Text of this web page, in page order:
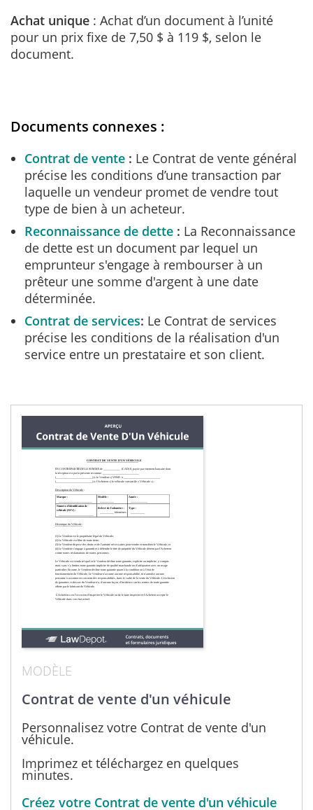
Achat unique : Achat d’un document à l’unité
pour un prix fixe de 7,50 $ à 119 $, selon le
document.
Documents connexes :
Contrat de vente
Le Contrat de vente général
précise les conditions d’une transaction par
laquelle un vendeur promet de vendre tout
type de bien à un acheteur.
Reconnaissance de dette
La Reconnaissance
de dette est un document par lequel un
emprunteur s'engage à rembourser à un
prêteur une somme d'argent à une date
déterminée.
Contrat de services Le Contrat de services
précise les conditions de la réalisation d'un
service entre un prestataire et son client.
MODÈLE
Contrat de vente d'un véhicule
Personnalisez votre Contrat de vente d'un
véhicule.
Imprimez et téléchargez en quelques
minutes.
Créez votre Contrat de vente d'un véhicule